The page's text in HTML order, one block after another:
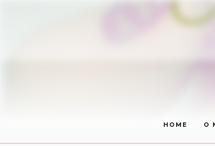
HOME O